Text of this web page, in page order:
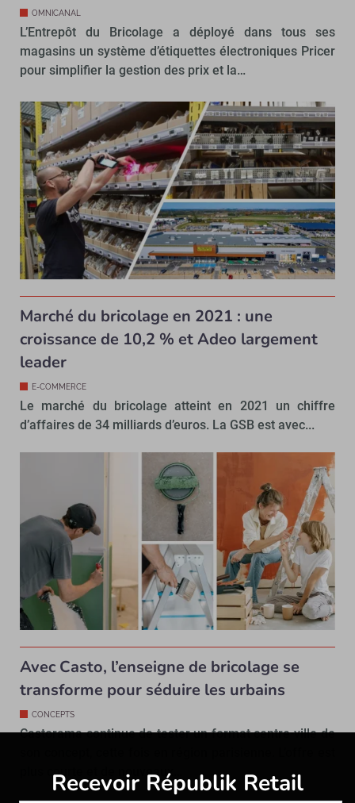
OMNICANAL
L’Entrepôt du Bricolage a déployé dans tous ses
magasins un système d’étiquettes électroniques Pricer
pour simplifier la gestion des prix et la…
Marché du bricolage en 2021 : une
croissance de 10,2 % et Adeo largement
leader
E-COMMERCE
Le marché du bricolage atteint en 2021 un chiffre
d’affaires de 34 milliards d’euros. La GSB est avec...
Avec Casto, l’enseigne de bricolage se
transforme pour séduire les urbains
CONCEPTS
Castorama continue de tester un format centre-ville de
plus courte et de nouveaux…
Recevoir Républik Retail